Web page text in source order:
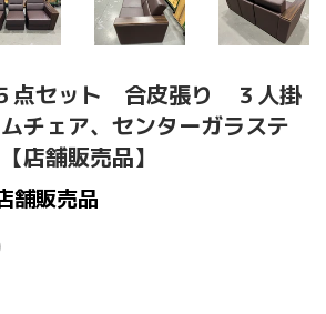
５点セット 合皮張り ３人掛
チェア、センターガラステ
舗販売品】
舗販売品